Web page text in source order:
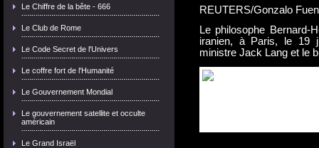
Le Chiffre de la bête - 666
Le Club de Rome
Le Code Secret de l'Univers
Le coffre fort de l'Humanité
Le Gouvernement Mondial
Le gouvernement satellite et occulte
américain
Le Grand Israël
REUTERS/Gonzalo
Le philosophe Bernard-
iranien, à Paris, le 19
ministre Jack Lang et le